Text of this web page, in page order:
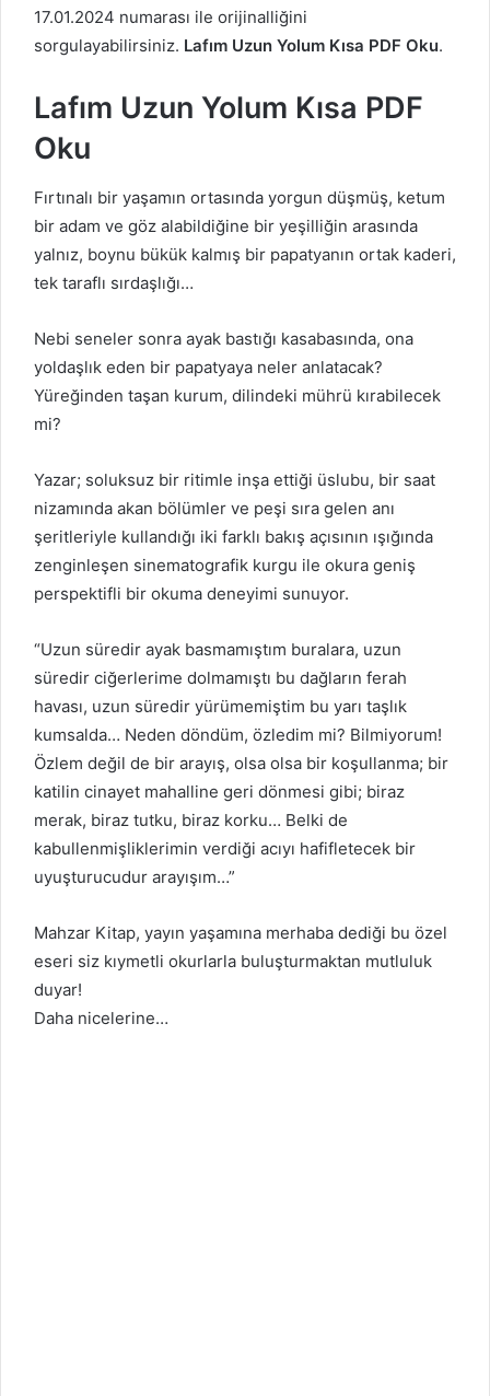
17.01.2024 numarası ile orijinalliğini
sorgulayabilirsiniz. Lafım Uzun Yolum Kısa PDF Oku.
Lafım Uzun Yolum Kısa PDF
Oku
Fırtınalı bir yaşamın ortasında yorgun düşmüş, ketum
bir adam ve göz alabildiğine bir yeşilliğin arasında
yalnız, boynu bükük kalmış bir papatyanın ortak kaderi,
tek taraflı sırdaşlığı…
Nebi seneler sonra ayak bastığı kasabasında, ona
yoldaşlık eden bir papatyaya neler anlatacak?
Yüreğinden taşan kurum, dilindeki mührü kırabilecek
mi?
Yazar; soluksuz bir ritimle inşa ettiği üslubu, bir saat
nizamında akan bölümler ve peşi sıra gelen anı
şeritleriyle kullandığı iki farklı bakış açısının ışığında
zenginleşen sinematografik kurgu ile okura geniş
perspektifli bir okuma deneyimi sunuyor.
“Uzun süredir ayak basmamıştım buralara, uzun
süredir ciğerlerime dolmamıştı bu dağların ferah
havası, uzun süredir yürümemiştim bu yarı taşlık
kumsalda… Neden döndüm, özledim mi? Bilmiyorum!
Özlem değil de bir arayış, olsa olsa bir koşullanma; bir
katilin cinayet mahalline geri dönmesi gibi; biraz
merak, biraz tutku, biraz korku… Belki de
kabullenmişliklerimin verdiği acıyı hafifletecek bir
uyuşturucudur arayışım…”
Mahzar Kitap, yayın yaşamına merhaba dediği bu özel
eseri siz kıymetli okurlarla buluşturmaktan mutluluk
duyar!
Daha nicelerine…